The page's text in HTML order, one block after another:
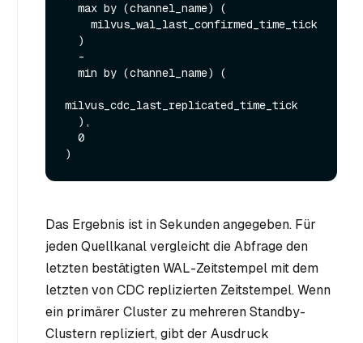
milvus_cdc_last_replicated_time_tick
Das Ergebnis ist in Sekunden angegeben. Für
jeden Quellkanal vergleicht die Abfrage den
letzten bestätigten WAL-Zeitstempel mit dem
letzten von CDC replizierten Zeitstempel. Wenn
ein primärer Cluster zu mehreren Standby-
Clustern repliziert, gibt der Ausdruck